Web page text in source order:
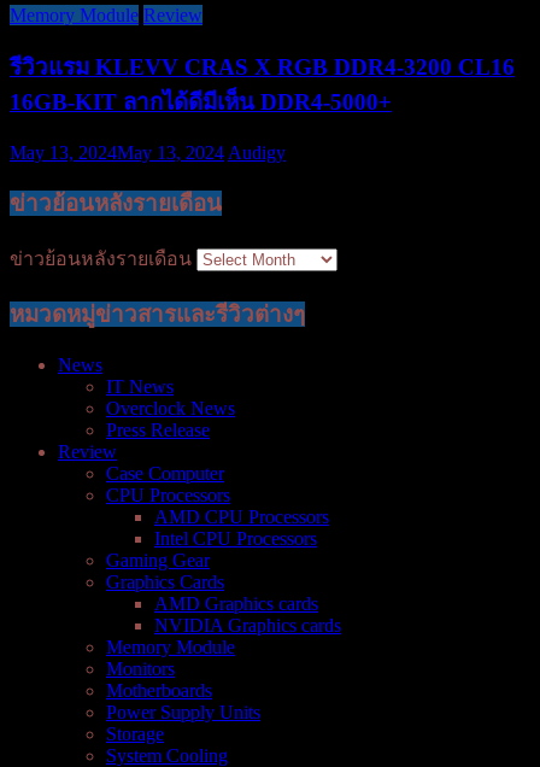
Memory Module Review
รีวิวแรม KLEVV CRAS X RGB DDR4-3200 CL16
16GB-KIT ลากได้ดีมีเห็น DDR4-5000+
May 13, 2024May 13, 2024 Audigy
ข่าวย้อนหลังรายเดือน
ข่าวย้อนหลังรายเดือน
หมวดหมู่ข่าวสารและรีวิวต่างๆ
News
IT News
Overclock News
Press Release
Review
Case Computer
CPU Processors
AMD CPU Processors
Intel CPU Processors
Gaming Gear
Graphics Cards
AMD Graphics cards
NVIDIA Graphics cards
Memory Module
Monitors
Motherboards
Power Supply Units
Storage
System Cooling